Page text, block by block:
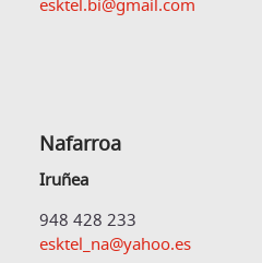
Nafarroa
Iruñea
948 428 233
esktel_na@yahoo.es